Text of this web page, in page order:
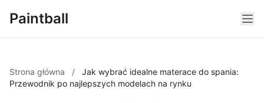
Paintball
Strona główna /
Jak wybrać idealne materace do spania:
Przewodnik po najlepszych modelach na rynku